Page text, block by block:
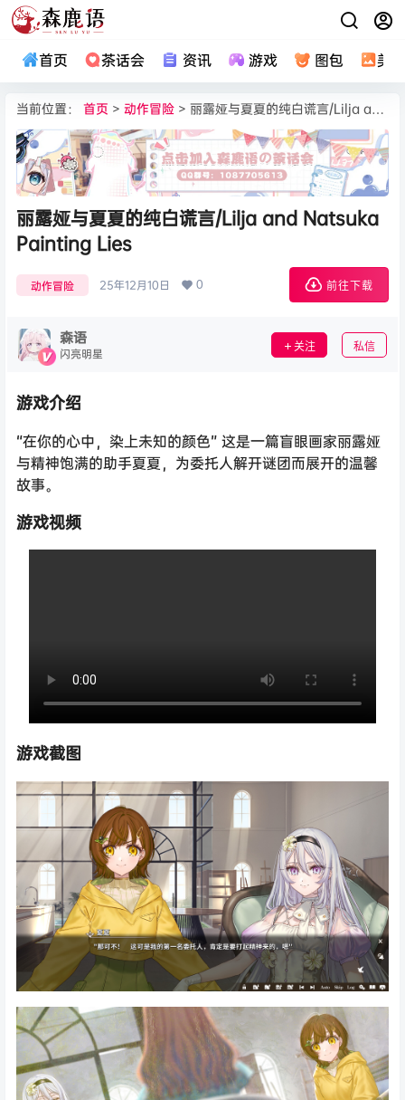
首页 茶话会 资讯 游戏 图包 美
当前位置： 首页 > 动作冒险 > 丽露娅与夏夏的纯白谎言/Lilja and Natsuka Painting Lies
丽露娅与夏夏的纯白谎言/Lilja and Natsuka
Painting Lies
动作冒险 25年12月10日 0 前往下载
森语
闪亮明星 关注 私信
游戏介绍
“在你的心中，染上未知的颜色” 这是一篇盲眼画家丽露娅
与精神饱满的助手夏夏，为委托人解开谜团而展开的温馨
故事。
游戏视频
游戏截图